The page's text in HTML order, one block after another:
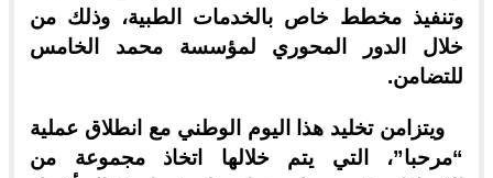
وتنفيذ مخطط خاص بالخدمات الطبية، وذلك من
خلال الدور المحوري لمؤسسة محمد الخامس
للتضامن.
ويتزامن تخليد هذا اليوم الوطني مع انطلاق عملية
“مرحبا”، التي يتم خلالها اتخاذ مجموعة من